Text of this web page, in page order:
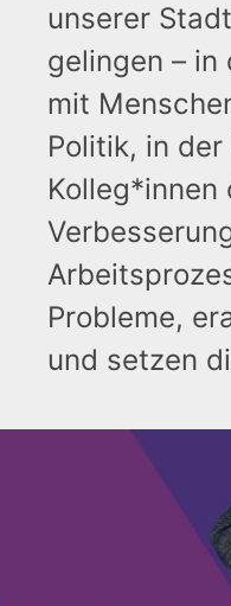
unserer
gelingen –
mit
Politik, in
Kolleg*innen
Probleme,
und setzen